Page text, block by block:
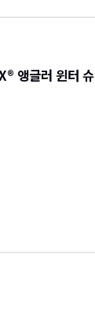
앵글러 윈터 슈